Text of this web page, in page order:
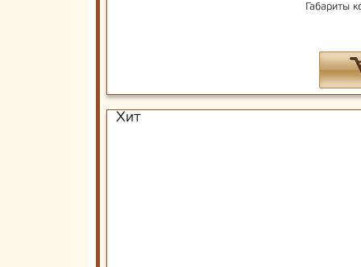
Габариты
Хит